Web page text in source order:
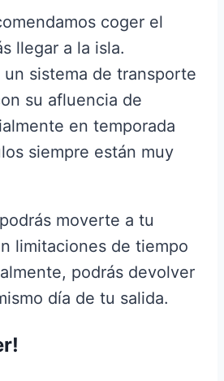
coger el
llegar a la isla.
sistema de transporte
su afluencia de
en temporada
siempre están muy
moverte a tu
limitaciones de tiempo
podrás devolver
día de tu salida.